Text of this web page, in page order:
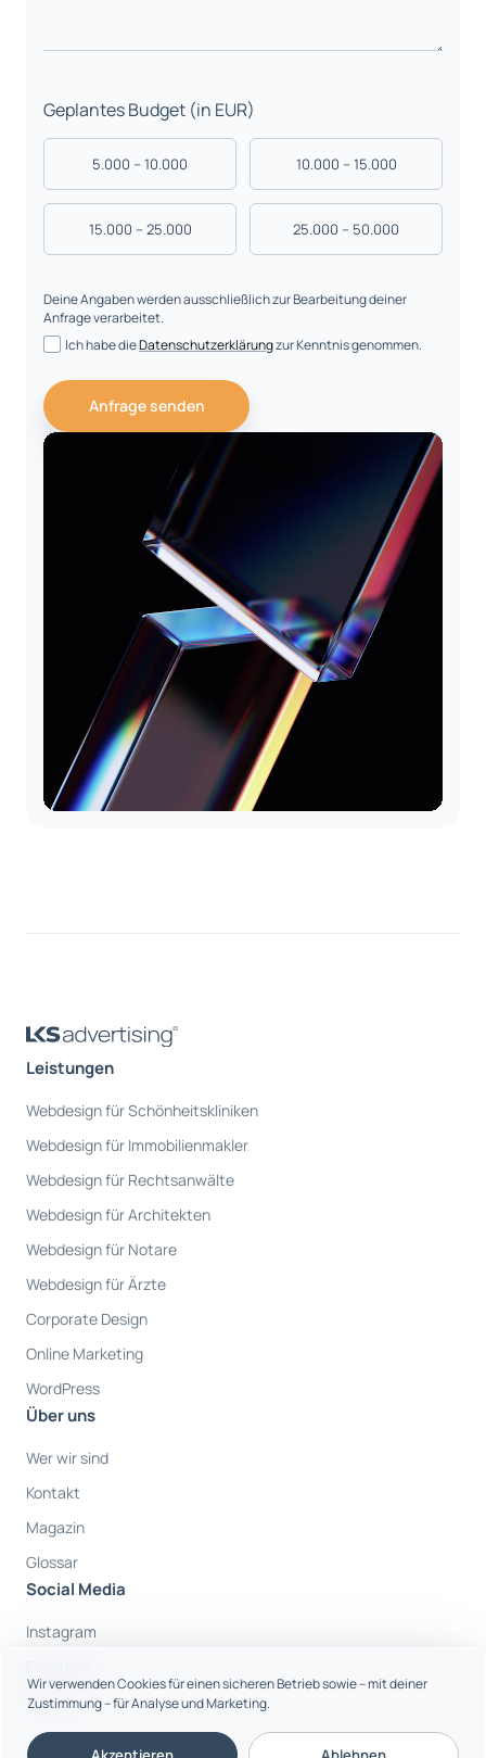
Wir verwenden Cookies für einen sicheren Betrieb sowie – mit deiner
Zustimmung – für Analyse und Marketing.
Geplantes Budget (in EUR)
5.000 – 10.000 10.000 – 15.000
15.000 – 25.000 25.000 – 50.000
Deine Angaben werden ausschließlich zur Bearbeitung deiner
Anfrage verarbeitet.
Ich habe dieDatenschutzerklärungzur Kenntnis genommen.
Anfrage senden
Die Arbeit von LKS advertising ist ausgezeichnet!
Nicht nur das die Aufträge schnell, zuverlässig und
dem Preis-Leistungs- Verhältnis angepasst
ausgeführt werden, sondern auch, dass mit
eingebrachten Vorschläge und das erstellte Design
unsere Erwartungen voll und ganz erfüllen.
— Geschäftsführung
Pfando Europe AD
Leistungen
Webdesign für Schönheitskliniken
Webdesign für Immobilienmakler
Webdesign für Rechtsanwälte
Webdesign für Architekten
Webdesign für Notare
Webdesign für Ärzte
Corporate Design
Online Marketing
WordPress
Über uns
Wer wir sind
Kontakt
Magazin
Glossar
Social Media
Instagram
Youtube